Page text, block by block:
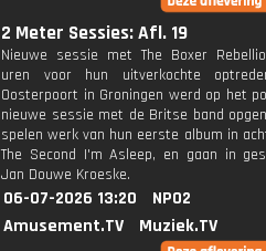
2 Meter Sessies: Afl. 19
Nieuwe sessie met The Boxer
uren voor hun uitverkochte
Oosterpoort in Groningen werd op het
nieuwe sessie met de Britse band
spelen werk van hun eerste album in
The Second I'm Asleep, en gaan in
Jan Douwe Kroeske.
06-07-2026 13:20
NPO2
Amusement.TV
Muziek.TV